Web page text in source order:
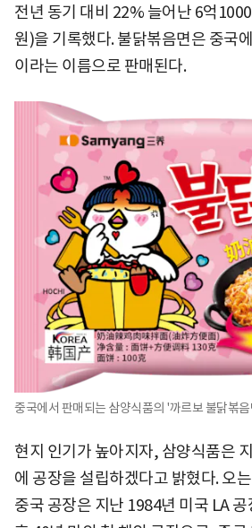
전년 동기 대비 22% 늘어난 6억
원)을 기록했다. 불닭볶음면은 중국
이라는 이름으로 판매된다.
중국에서 판매되는 삼양식품의 '까르보 불닭볶
현지 인기가 높아지자, 삼양식품은
에 공장을 설립하겠다고 밝혔다. 오
중국 공장은 지난 1984년 미국 LA 공